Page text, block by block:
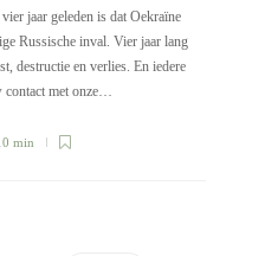
jaar geleden is dat Oekraïne
Russische inval. Vier jaar lang
destructie en verlies. En iedere
met onze…
min